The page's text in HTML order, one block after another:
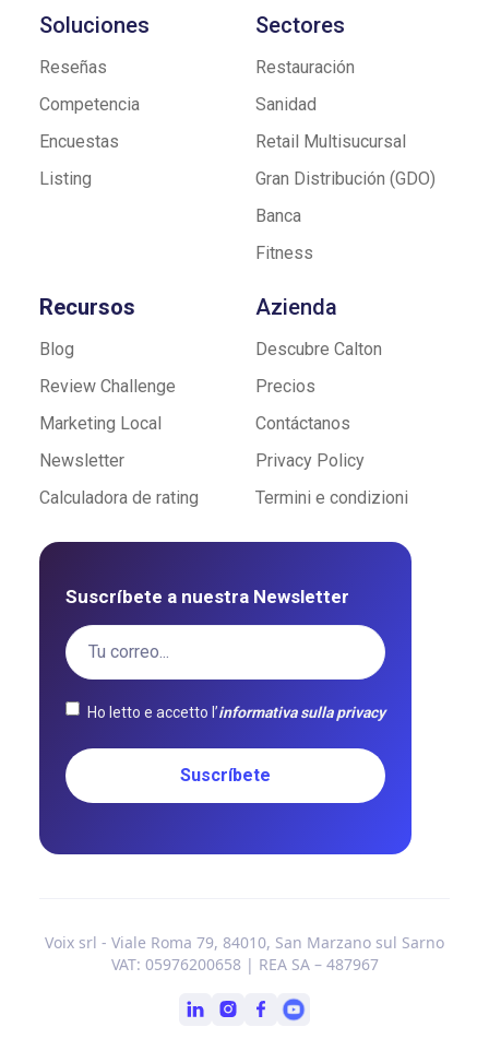
Soluciones
Reseñas
Competencia
Encuestas
Listing
Sectores
Restauración
Sanidad
Retail Multisucursal
Gran Distribución (GDO)
Banca
Fitness
Recursos
Blog
Review Challenge
Marketing Local
Newsletter
Calculadora de rating
Azienda
Descubre Calton
Precios
Contáctanos
Privacy Policy
Termini e condizioni
Suscríbete a nuestra Newsletter
Ho letto e accetto l’informativa sulla privacy
Voix srl - Viale Roma 79, 84010, San Marzano sul Sarno
VAT: 05976200658 | REA SA – 487967